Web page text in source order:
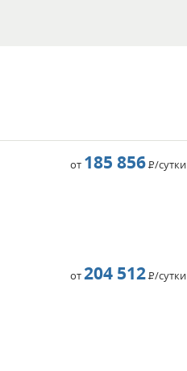
от 185 856Р/сутки
от204 512Р/сутки